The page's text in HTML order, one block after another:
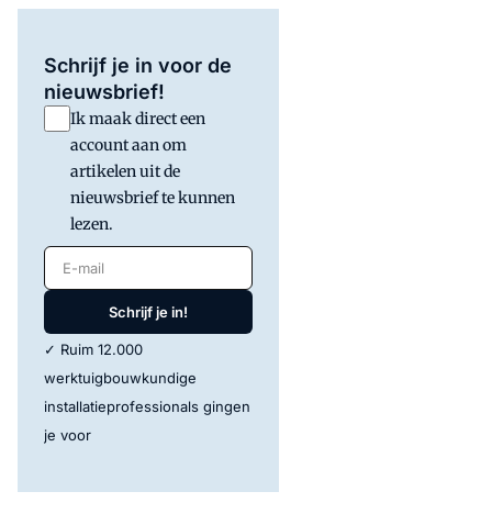
Schrijf je in voor de
nieuwsbrief!
Ik maak direct een
account aan om
artikelen uit de
nieuwsbrief te kunnen
lezen.
E-mail
Schrijf je in!
✓ Ruim 12.000
werktuigbouwkundige
installatieprofessionals gingen
je voor